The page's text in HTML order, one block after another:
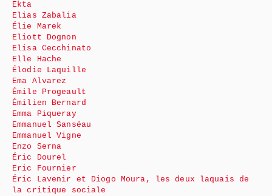
Ekta
Elias Zabalia
Élie Marek
Eliott Dognon
Elisa Cecchinato
Elle Hache
Élodie Laquille
Ema Alvarez
Émile Progeault
Émilien Bernard
Emma Piqueray
Emmanuel Sanséau
Emmanuel Vigne
Enzo Serna
Éric Dourel
Eric Fournier
Éric Lavenir et Diogo Moura, les deux laquais de
la critique sociale